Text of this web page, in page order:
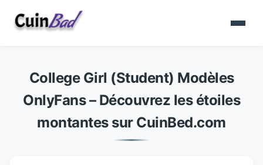
College Girl (Student) Modèles
OnlyFans – Découvrez les étoiles
montantes sur CuinBed.com